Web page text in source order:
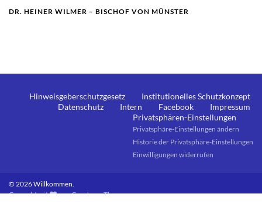
DR. HEINER WILMER – BISCHOF VON MÜNSTER
Hinweisgeberschutzgesetz
Institutionelles Schutzkonzept
Datenschutz
Intern Facebook
Impressum
Privatsphären-Einstellungen
Privatsphäre-Einstellungen ändern
Historie der Privatsphäre-Einstellungen
Einwilligungen widerrufen
© 2026 Willkommen.
Gemacht mit
vonGraphene Themes.